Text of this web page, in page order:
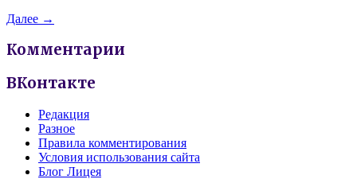
Далее →
Комментарии
ВКонтакте
Редакция
Разное
Правила комментирования
Условия использования сайта
Блог Лицея